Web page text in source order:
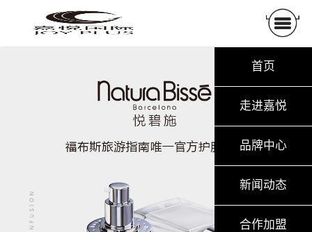
首页
走进嘉悦
品牌中心
新闻动态
合作加盟